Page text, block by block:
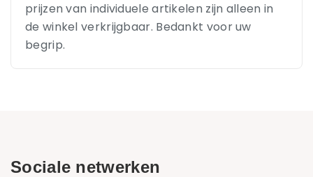
prijzen van individuele artikelen zijn alleen in
de winkel verkrijgbaar. Bedankt voor uw
begrip.
Sociale netwerken